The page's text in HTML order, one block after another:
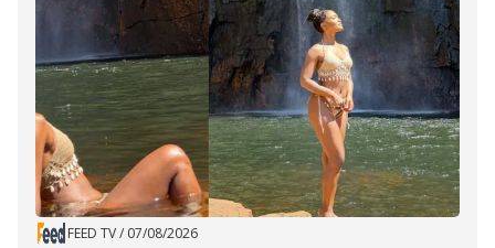
FEED TV/ 07/08/2026